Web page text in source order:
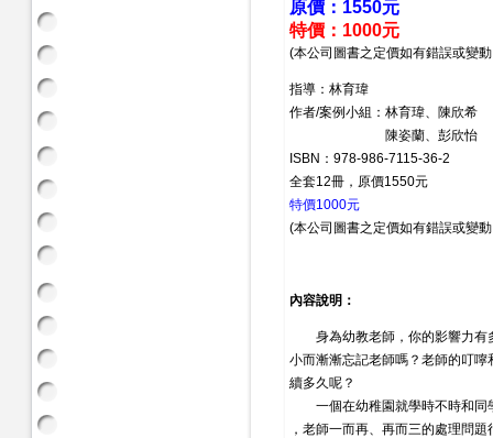
原價：1550元
特價：1000元
(本公司圖書之定價如有錯誤或變
指導：林育瑋
作者/案例小組：林育瑋、陳欣希
陳姿蘭、彭欣怡
ISBN：978-986-7115-36-2
全套12冊，原價1550元
特價1000元
(本公司圖書之定價如有錯誤或變
內容說明：
身為幼教老師，你的影響力有
小而漸漸忘記老師嗎？老師的叮嚀
續多久呢？
一個在幼稚園就學時不時和同
，老師一而再、再而三的處理問